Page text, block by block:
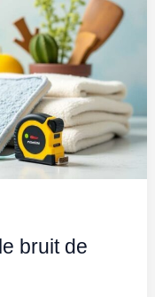
bruit de